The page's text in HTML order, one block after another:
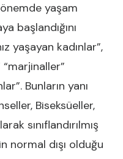
yaşam
başlandığını
yaşayan kadınlar”,
Bunların yanı
Biseksüeller,
sınıflandırılmış
normal dışı olduğu